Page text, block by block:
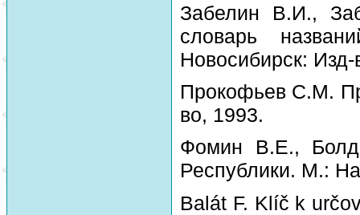
Забелин В.И.,
словарь
Новосибирск:
Прокофьев С.М.
во, 1993.
Фомин В.Е., Болд
Республики. М.:
Balát F. Klíč k